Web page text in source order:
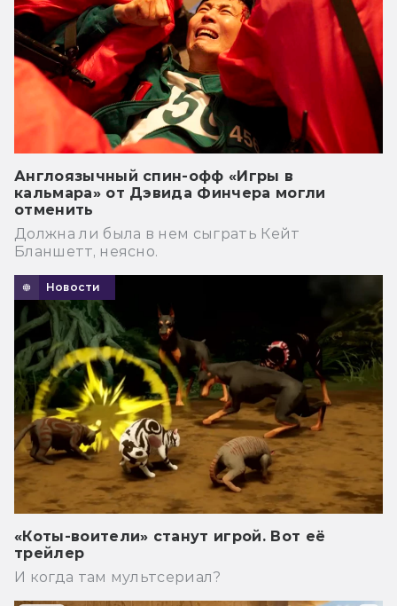
Англоязычный спин-офф «Игры в
кальмара» от Дэвида Финчера могли
отменить
Должна ли была в нем сыграть Кейт
Бланшетт, неясно.
Новости
«Коты-воители» станут игрой. Вот её
трейлер
И когда там мультсериал?